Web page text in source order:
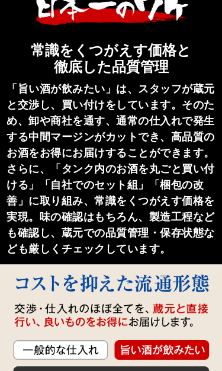
常識をくつがえす価格と
徹底した品質管理
「旨い酒が飲みたい」は、スタッフが蔵元
と交渉し、買い付けをしています。そのた
め、卸や商社を通す、通常の仕入れで発生
する中間マージンがカットでき、高品質の
お酒をお得にお届けすることができます。
さらに、「タンク内のお酒を丸ごと買い付
ける」「自社でのセット組」「梱包の改
善」に取り組み、常識をくつがえす価格を
実現。味の確認はもちろん、製造工程など
も確認し、蔵元での品質管理・保存状態な
ども厳しくチェックしています。